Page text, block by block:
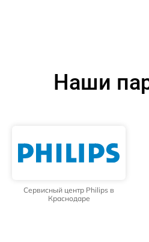
Наши
Сервисный центр Philips в
Краснодаре